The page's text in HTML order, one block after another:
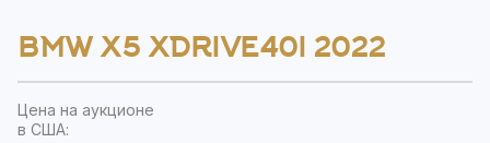
BMW X5 XDRIVE40I 2022
Цена на аукционе
в США: